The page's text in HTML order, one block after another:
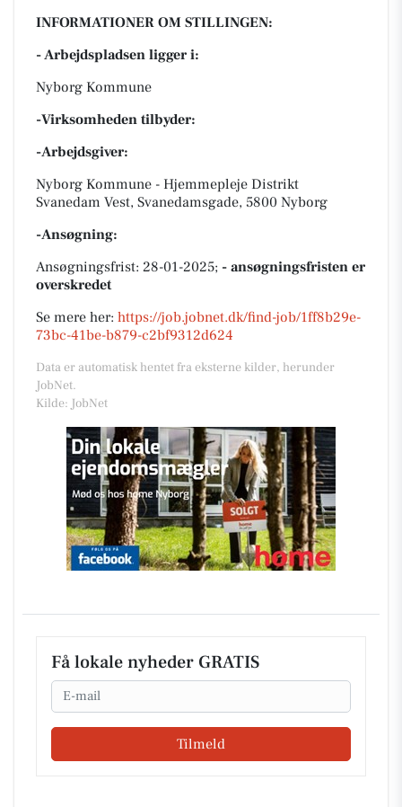
INFORMATIONER OM STILLINGEN:
- Arbejdspladsen ligger i:
Nyborg Kommune
-Virksomheden tilbyder:
-Arbejdsgiver:
Nyborg Kommune - Hjemmepleje Distrikt
Svanedam Vest, Svanedamsgade, 5800 Nyborg
-Ansøgning:
Ansøgningsfrist: 28-01-2025; - ansøgningsfristen er
overskredet
Se mere her: https://job.jobnet.dk/find-job/1ff8b29e-
73bc-41be-b879-c2bf9312d624
Data er automatisk hentet fra eksterne kilder, herunder
JobNet.
Kilde: JobNet
Få lokale nyheder GRATIS
Email
Tilmeld